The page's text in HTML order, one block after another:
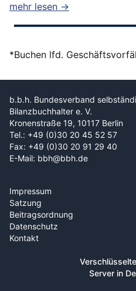
Bundesfinanzhof...
mehr lesen →
*Buchen lfd.
b.b.h. Bundesverband
Bilanzbuchhalter e. V.
Kronenstraße 19, 10117 Berlin
Tel.: +49 (0)30 20 45 52 57
Fax: +49 (0)30 20 91 29 40
E-Mail: bbh@bbh.de
Impressum
Satzung
Beitragsordnung
Datenschutz
Kontakt
Server in